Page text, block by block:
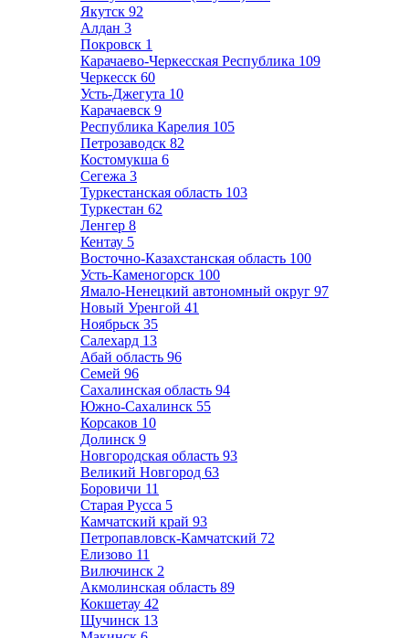
Якутск 92
Алдан 3
Покровск 1
Карачаево-Черкесская Республика 109
Черкесск 60
Усть-Джегута 10
Карачаевск 9
Республика Карелия 105
Петрозаводск 82
Костомукша 6
Сегежа 3
Туркестанская область 103
Туркестан 62
Ленгер 8
Кентау 5
Восточно-Казахстанская область 100
Усть-Каменогорск 100
Ямало-Ненецкий автономный округ 97
Новый Уренгой 41
Ноябрьск 35
Салехард 13
Абай область 96
Семей 96
Сахалинская область 94
Южно-Сахалинск 55
Корсаков 10
Долинск 9
Новгородская область 93
Великий Новгород 63
Боровичи 11
Старая Русса 5
Камчатский край 93
Петропавловск-Камчатский 72
Елизово 11
Вилючинск 2
Акмолинская область 89
Кокшетау 42
Щучинск 13